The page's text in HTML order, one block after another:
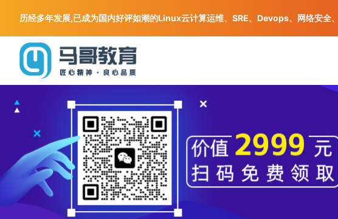
历经多年发展,已成为国内好评如潮的Linux云计算运维、SRE、Devops、网络安